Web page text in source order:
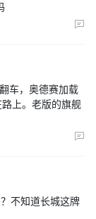
车，奥德赛加载
上。老版的旗舰
不知道长城这牌